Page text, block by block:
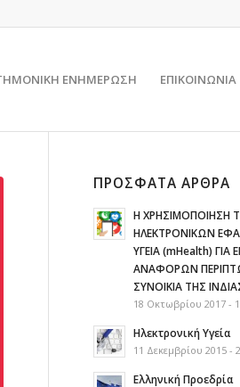
ΕΝΗΜΕΡΩΣΗ ΕΠΙΚΟΙΝΩΝΙΑ
ΠΡΌΣΦΑΤΑ ΆΡΘΡΑ
Η ΧΡΗΣΙΜΟΠΟΙΗΣΗ
ΗΛΕΚΤΡΟΝΙΚΩΝ
ΥΓΕΙΑ (mHealth)
ΑΝΑΦΟΡΩΝ
ΣΥΝΟΙΚΙΑ ΤΗΣ
18 Οκτωβρίου 2017 -
Ηλεκτρονική Υγεία
11 Δεκεμβρίου 2015 -
Ελληνική Προεδρία